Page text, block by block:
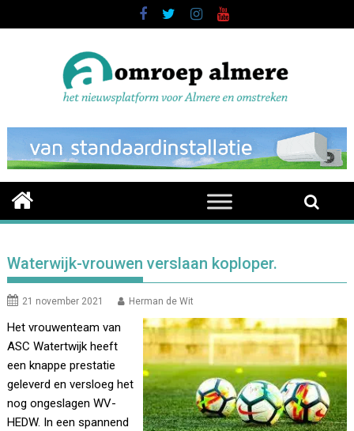
to
Waterwijk-vrouwen verslaan koploper.
21 november 2021 Herman de Wit
Het vrouwenteam van
ASC Watertwijk heeft
een knappe prestatie
geleverd en versloeg het
nog ongeslagen WV-
HEDW. In een spannend